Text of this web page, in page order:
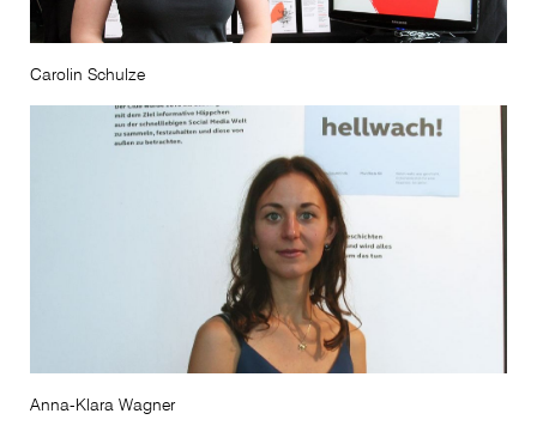
Carolin Schulze
Anna-Klara Wagner